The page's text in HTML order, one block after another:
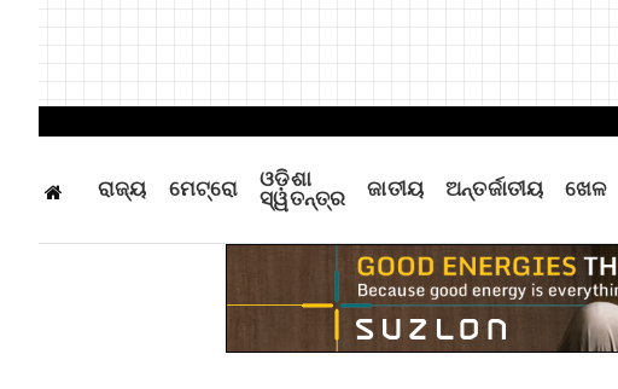
ରାଜ୍ୟ ମେଟ୍ରୋ
ଓଡ଼ିଶା
ସ୍ୱତନ୍ତ୍ର
ଜାତୀୟ ଅନ୍ତର୍ଜାତୀୟ ଖେଳ